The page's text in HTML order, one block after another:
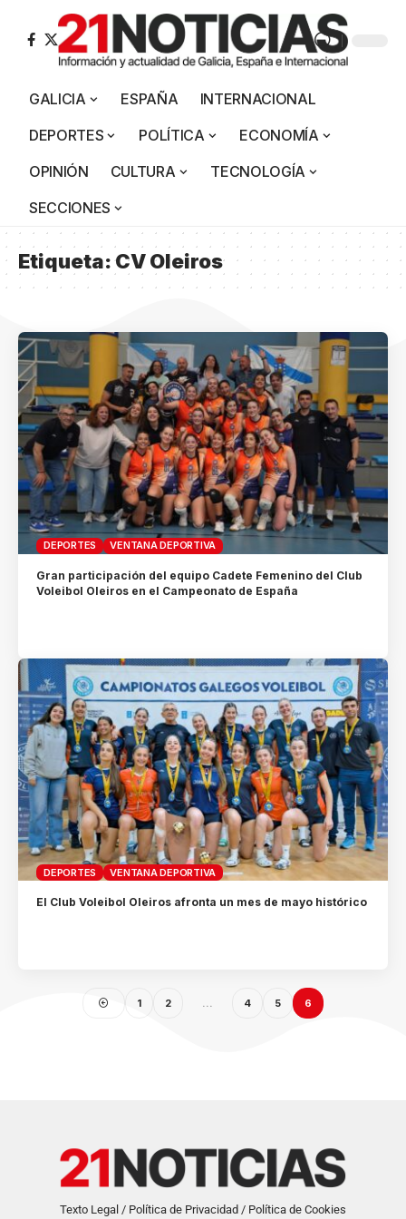
GALICIA ESPAÑA
INTERNACIONAL
DEPORTES
POLÍTICA
ECONOMÍA
OPINIÓN
CULTURA
TECNOLOGÍA
SECCIONES
Etiqueta:CV Oleiros
DEPORTES VENTANA DEPORTIVA
Gran participación del equipo Cadete Femenino del Club
Voleibol Oleiros en el Campeonato de España
DEPORTES VENTANA DEPORTIVA
El Club Voleibol Oleiros afronta un mes de mayo histórico
1 2 … 4 5 6
Texto Legal / Política de Privacidad / Política de Cookies